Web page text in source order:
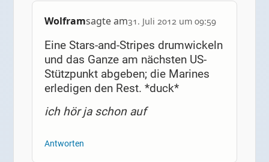
Wolframsagte am31. Juli 2012 um 09:59
Eine Stars-and-Stripes drumwickeln
und das Ganze am nächsten US-
Stützpunkt abgeben; die Marines
erledigen den Rest. *duck*
ich hör ja schon auf
Antworten